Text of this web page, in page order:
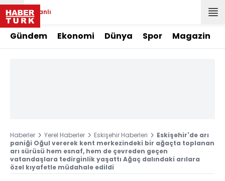
Canlı
Gündem Ekonomi Dünya Spor Magazin
Haberler Yerel Haberler Eskişehir Haberleri
Eskişehir'de arı
paniği Oğul vererek kent merkezindeki bir ağaçta toplanan
arı sürüsü hem esnaf, hem de çevreden geçen
vatandaşlara tedirginlik yaşattı Ağaç dalındaki arılara
özel kıyafetle müdahale edildi